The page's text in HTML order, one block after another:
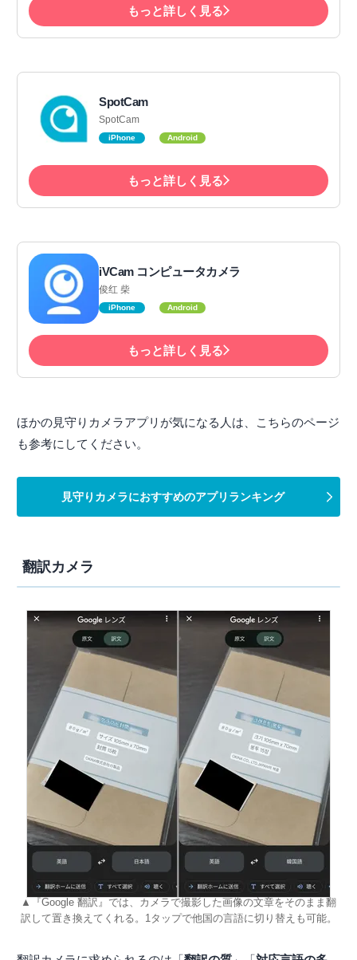
もっと詳しく見る
SpotCam
SpotCam
iPhone Android
もっと詳しく見る
iVCam コンピュータカメラ
俊红 柴
iPhone Android
もっと詳しく見る
ほかの見守りカメラアプリが気になる人は、こちらのページ
も参考にしてください。
見守りカメラにおすすめのアプリランキング
翻訳カメラ
▲『Google 翻訳』では、カメラで撮影した画像の文章をそのまま翻
訳して置き換えてくれる。1タップで他国の言語に切り替えも可能。